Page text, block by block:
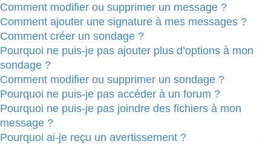
Comment modifier ou supprimer un message ?
Comment ajouter une signature à mes messages ?
Comment créer un sondage ?
Pourquoi ne puis-je pas ajouter plus d’options à mon
sondage ?
Comment modifier ou supprimer un sondage ?
Pourquoi ne puis-je pas accéder à un forum ?
Pourquoi ne puis-je pas joindre des fichiers à mon
message ?
Pourquoi ai-je reçu un avertissement ?